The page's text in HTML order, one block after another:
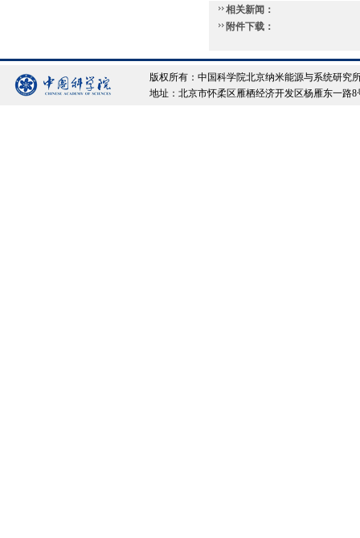
相关新闻：
附件下载：
版权所有：中国科学院北京纳米能源与系统研究
地址：北京市怀柔区雁栖经济开发区杨雁东一路8